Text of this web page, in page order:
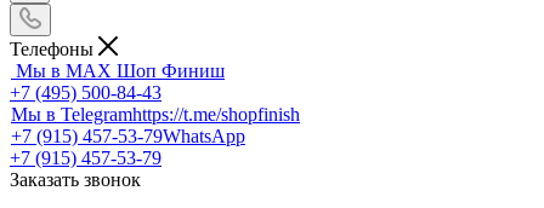
Телефоны
Мы в MAX Шоп Финиш
+7 (495) 500-84-43
Мы в Telegramhttps://t.me/shopfinish
+7 (915) 457-53-79WhatsApp
+7 (915) 457-53-79
Заказать звонок